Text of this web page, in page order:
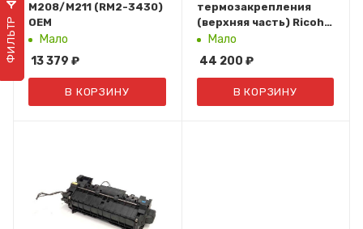
M208/M211 (RM2-3430)
OEM
Мало
13 379 ₽
В КОРЗИНУ
термозакрепления
(верхняя часть) Ricoh
MP
C3003SP/C3003ZSP/
(D1474037/D1474032/
Мало
44 200 ₽
В КОРЗИНУ
ФИЛЬТР